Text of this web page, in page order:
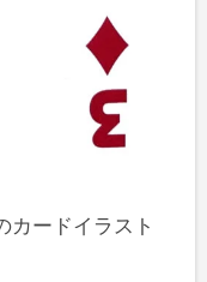
カードイラスト